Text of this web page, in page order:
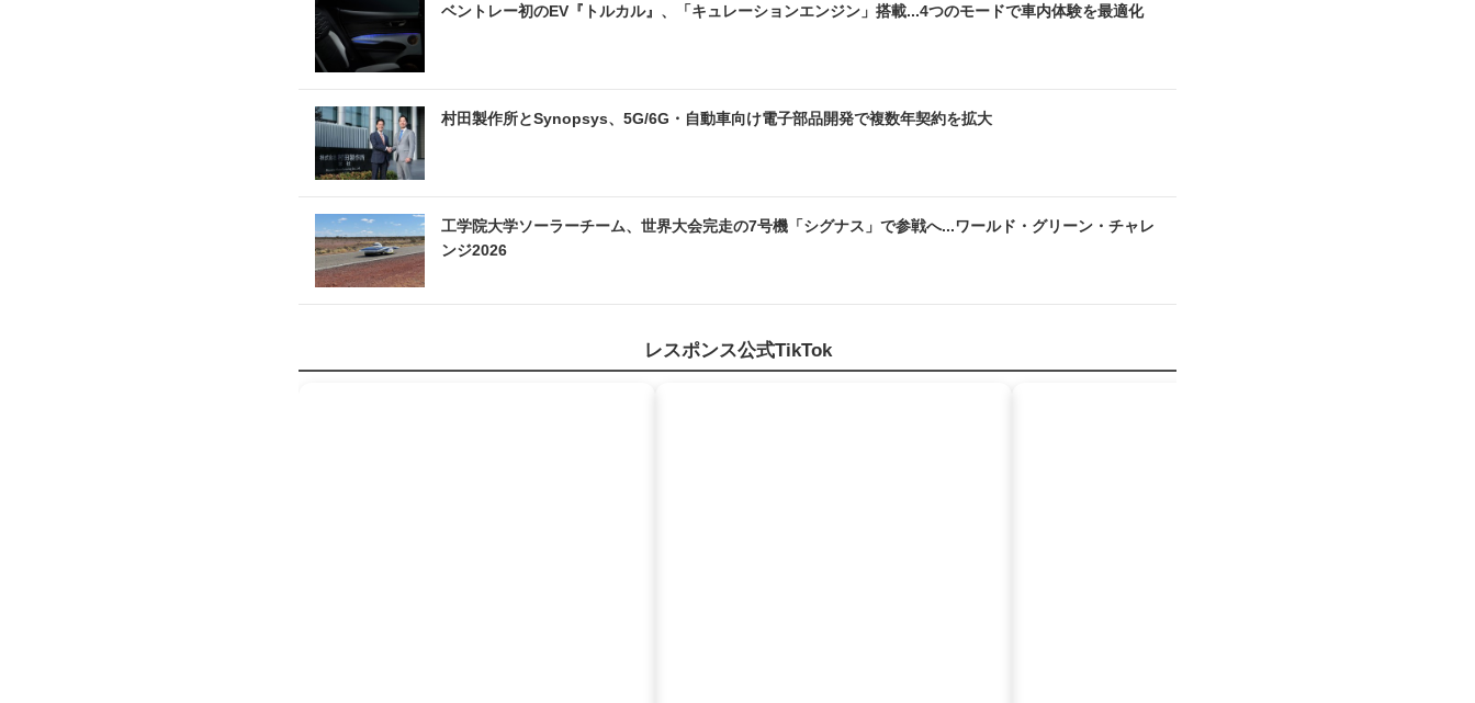
ベントレー初のEV『トルカル』、「キュレーションエンジン」搭載...4つのモードで車内体験を最適化
村田製作所とSynopsys、5G/6G・自動車向け電子部品開発で複数年契約を拡大
工学院大学ソーラーチーム、世界大会完走の7号機「シグナス」で参戦へ...ワールド・グリーン・チャレ
ンジ2026
レスポンス公式TikTok